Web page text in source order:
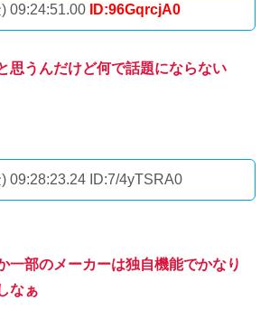
09:24:51.00 ID:96GqrcjA0
思うんだけど何で話題にならない
09:28:23.24 ID:7/4yTSRA0
一部のメーカーは独自機能でかなり
なぁ